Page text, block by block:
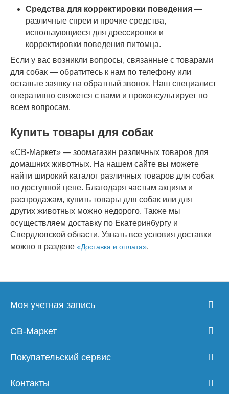
Средства для корректировки поведения —
различные спреи и прочие средства,
использующиеся для дрессировки и
корректировки поведения питомца.
Если у вас возникли вопросы, связанные с товарами
для собак — обратитесь к нам по телефону или
оставьте заявку на обратный звонок. Наш специалист
оперативно свяжется с вами и проконсультирует по
всем вопросам.
Купить товары для собак
«СВ-Маркет» — зоомагазин различных товаров для
домашних животных. На нашем сайте вы можете
найти широкий каталог различных товаров для собак
по доступной цене. Благодаря частым акциям и
распродажам, купить товары для собак или для
других животных можно недорого. Также мы
осуществляем доставку по Екатеринбургу и
Свердловской области. Узнать все условия доставки
можно в разделе«Доставка и оплата».
Моя учетная запись
СВ-Маркет
Покупательский сервис
Контакты